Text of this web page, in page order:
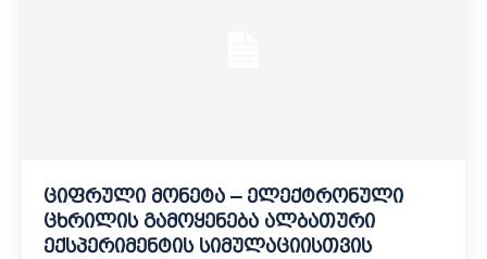
ციფრული მონეტა – ელექტრონული
ცხრილის გამოყენება ალბათური
ექსპერიმენტის სიმულაციისთვის